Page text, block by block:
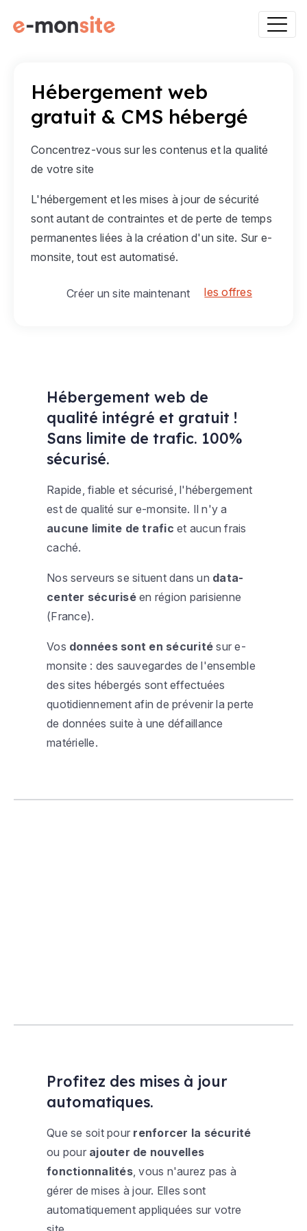
Hébergement web
gratuit & CMS hébergé
Concentrez-vous sur les contenus et la qualité
de votre site
L'hébergement et les mises à jour de sécurité
sont autant de contraintes et de perte de temps
permanentes liées à la création d'un site. Sur e-
monsite, tout est automatisé.
Créer un site maintenant les offres
Hébergement web de
qualité intégré et gratuit !
Sans limite de trafic. 100%
sécurisé.
Rapide, fiable et sécurisé, l'hébergement
est de qualité sur e-monsite. Il n'y a
aucune limite de trafic et aucun frais
caché.
Nos serveurs se situent dans un data-
center sécuriséen région parisienne
(France).
Vos données sont en sécurité sur e-
monsite : des sauvegardes de l'ensemble
des sites hébergés sont effectuées
quotidiennement afin de prévenir la perte
de données suite à une défaillance
matérielle.
Profitez des mises à jour
automatiques.
Que se soit pour renforcer la sécurité
ou pour ajouter de nouvelles
fonctionnalités, vous n'aurez pas à
gérer de mises à jour. Elles sont
automatiquement appliquées sur votre